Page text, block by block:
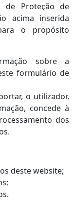
de Proteção de
acima inserida
o propósito
sobre a
formulário de
o utilizador,
concede à
dos
deste website;